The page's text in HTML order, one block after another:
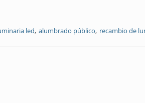
led alumbrado público recambio de